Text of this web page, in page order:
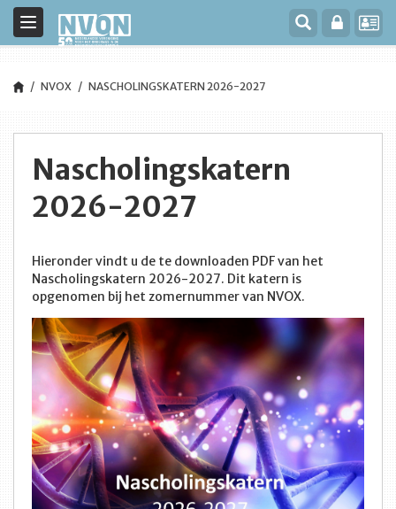
Toggle
navigation
NVOX NASCHOLINGSKATERN 2026-2027
Nascholingskatern
2026-2027
Hieronder vindt u de te downloaden PDF van het
Nascholingskatern 2026-2027. Dit katern is
opgenomen bij het zomernummer van NVOX.